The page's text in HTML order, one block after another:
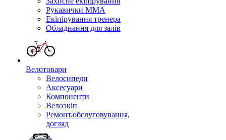
Рукавички ММА
Екіпірування тренера
Обладнання для залів
Велотовари
Велосипеди
Аксесуари
Компоненти
Велоэкіп
Ремонт.обслуговування,
догляд